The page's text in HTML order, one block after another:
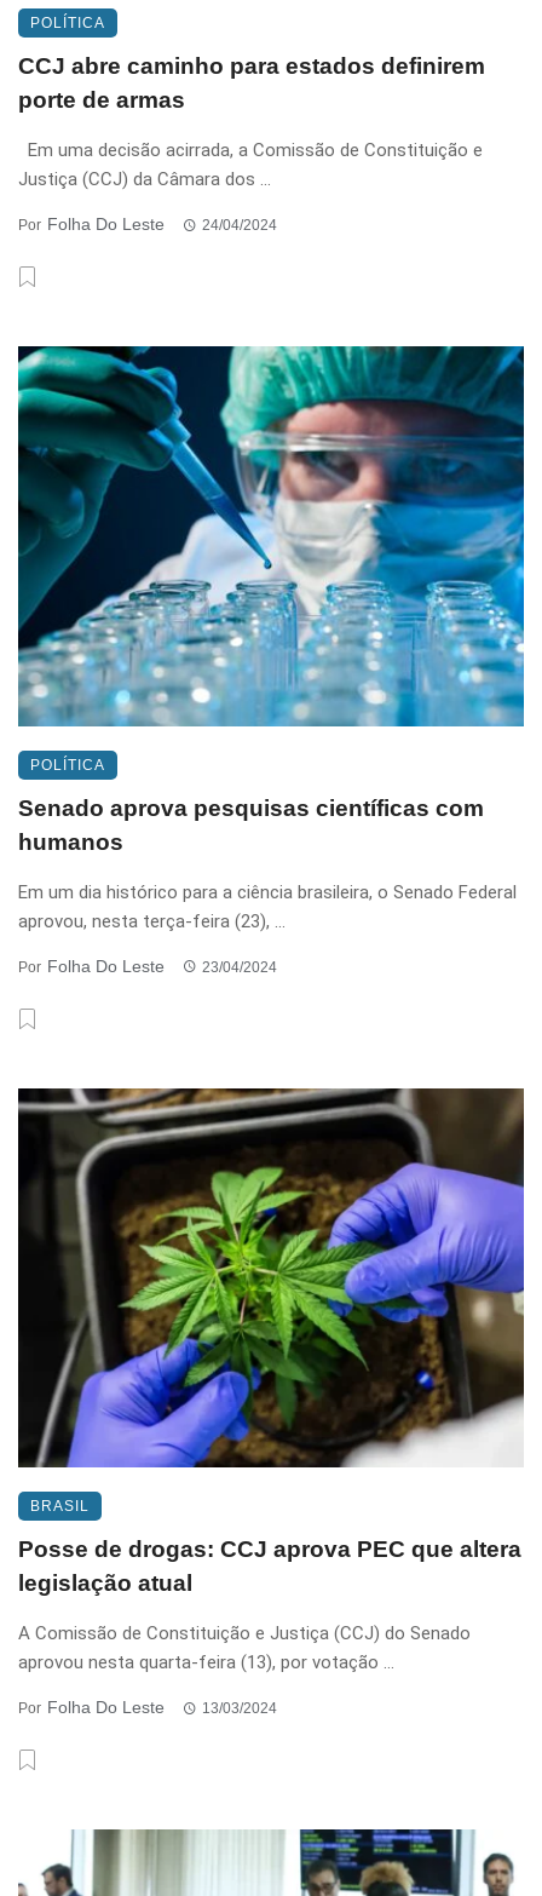
POLÍTICA
CCJ abre caminho para estados definirem
porte de armas
Em uma decisão acirrada, a Comissão de Constituição e
Justiça (CCJ) da Câmara dos ...
Por Folha Do Leste 24/04/2024
POLÍTICA
Senado aprova pesquisas científicas com
humanos
Em um dia histórico para a ciência brasileira, o Senado Federal
aprovou, nesta terça-feira (23), ...
Por Folha Do Leste 23/04/2024
BRASIL
Posse de drogas: CCJ aprova PEC que altera
legislação atual
A Comissão de Constituição e Justiça (CCJ) do Senado
aprovou nesta quarta-feira (13), por votação ...
Por Folha Do Leste 13/03/2024